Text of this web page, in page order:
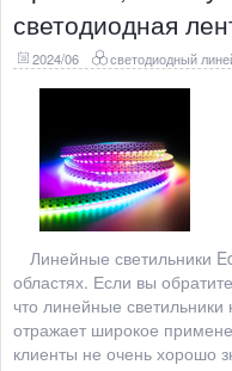
светодиодная
2024/06 светодиодный
Линейные светильники
областях. Если вы
что линейные
отражает широкое
клиенты не очень хорошо